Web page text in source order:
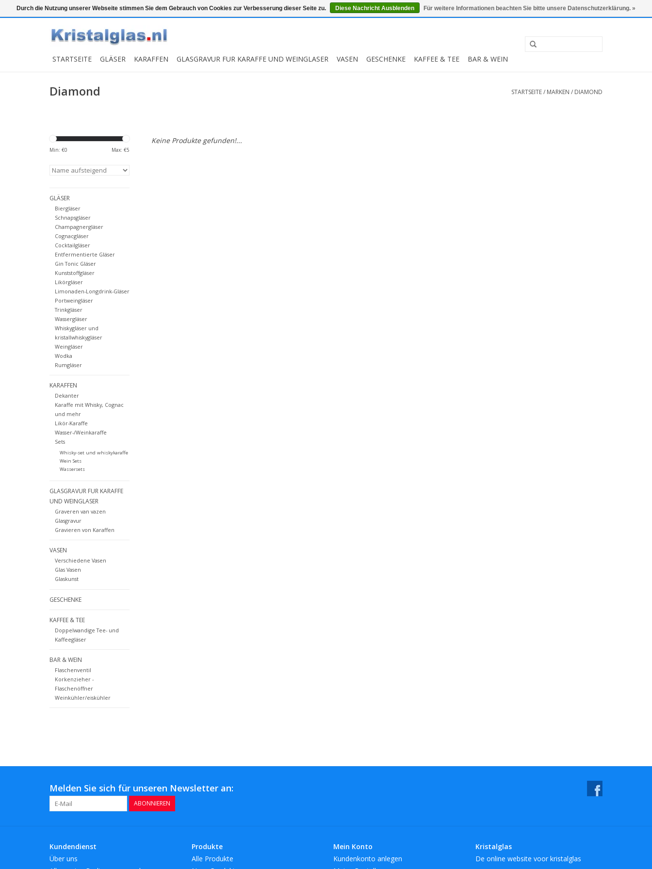
Top klasse Snelle levering Graveren 0 Artikel - €0,00 Mein Konto / Kundenkonto anlegen
STARTSEITE GLÄSER KARAFFEN GLASGRAVUR FUR KARAFFE UND WEINGLASER VASEN GESCHENKE KAFFEE & TEE BAR & WEIN
Diamond STARTSEITE/ MARKEN / DIAMOND
Min: €0 Max: €5
GLÄSER
Biergläser
Schnapsgläser
Champagnergläser
Cognacgläser
Cocktailgläser
Entfermentierte Gläser
Gin Tonic Gläser
Kunststoffgläser
Likörgläser
Limonaden-Longdrink-Gläser
Portweingläser
Trinkgläser
Wassergläser
Whiskygläser und
kristallwhiskygläser
Weingläser
Wodka
Rumgläser
KARAFFEN
Dekanter
Karaffe mit Whisky, Cognac
und mehr
Likör-Karaffe
Wasser-/Weinkaraffe
Sets
Whisky-set und whiskykaraffe
Wein Sets
Wassersets
GLASGRAVUR FUR KARAFFE
UND WEINGLASER
Graveren van vazen
Glasgravur
Gravieren von Karaffen
VASEN
Verschiedene Vasen
Glas Vasen
Glaskunst
GESCHENKE
KAFFEE & TEE
Doppelwandige Tee- und
Kaffeegläser
BAR & WEIN
Flaschenventil
Korkenzieher -
Flaschenöffner
Weinkühler/eiskühler
Keine Produkte gefunden!...
Melden Sie sich für unseren Newsletter an:
ABONNIEREN
Kundendienst
Über uns
Produkte
Alle Produkte
Mein Konto
Kundenkonto anlegen
Kristalglas
De online website voor kristalglas
Durch die Nutzung unserer Webseite stimmen Sie dem Gebrauch von Cookies zur Verbesserung dieser Seite zu. Diese Nachricht Ausblenden Für weitere Informationen beachten Sie bitte unsere Datenschutzerklärung. »